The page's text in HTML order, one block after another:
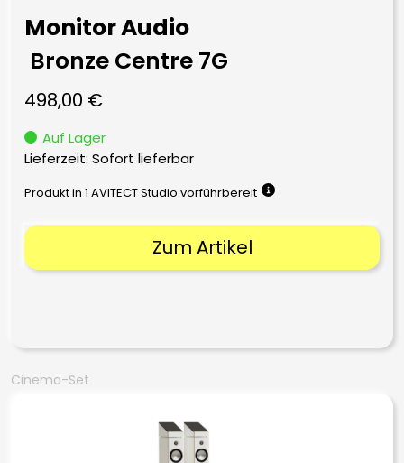
Monitor Audio
Bronze Centre 7G
498,00 €
Auf Lager
Lieferzeit: Sofort lieferbar
Produkt in 1 AVITECT Studio vorführbereit
Zum Artikel
Cinema-Set